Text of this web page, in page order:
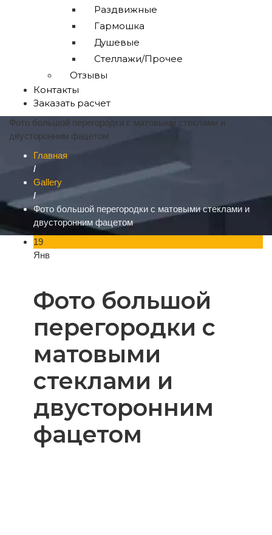
Раздвижные
Гармошка
Душевые
Стеллажи/Прочее
Отзывы
Контакты
Заказать расчет
Фото большой перегородки с матовыми стеклами и
двусторонним фацетом
Главная
/
Gallery
/
Фото большой перегородки с матовыми стеклами и
двусторонним фацетом
19
Янв
Фото большой
перегородки с
матовыми
стеклами и
двусторонним
фацетом